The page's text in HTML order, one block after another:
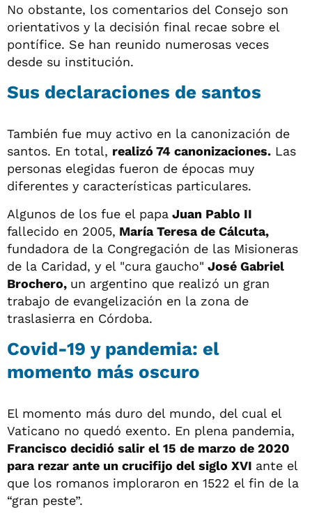
No obstante, los comentarios del Consejo son
orientativos y la decisión final recae sobre el
pontífice. Se han reunido numerosas veces
desde su institución.
Sus declaraciones de santos
También fue muy activo en la canonización de
santos. En total, realizó 74 canonizaciones. Las
personas elegidas fueron de épocas muy
diferentes y características particulares.
Algunos de los fue el papa Juan Pablo II
fallecido en 2005, María Teresa de Cálcuta,
fundadora de la Congregación de las Misioneras
de la Caridad, y el "cura gaucho" José Gabriel
Brochero, un argentino que realizó un gran
trabajo de evangelización en la zona de
traslasierra en Córdoba.
Covid-19 y pandemia: el
momento más oscuro
El momento más duro del mundo, del cual el
Vaticano no quedó exento. En plena pandemia,
Francisco decidió salir el 15 de marzo de 2020
para rezar ante un crucifijo del siglo XVI ante el
que los romanos imploraron en 1522 el fin de la
“gran peste”.